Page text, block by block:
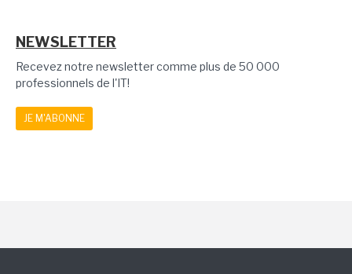
NEWSLETTER
Recevez notre newsletter comme plus de 50 000
professionnels de l'IT!
JE M'ABONNE